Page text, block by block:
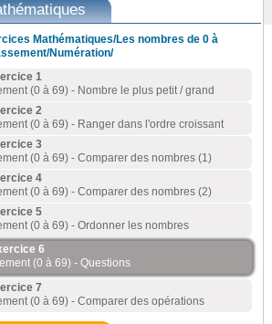
Mathématiques/Les nombres de 0 à
Numération/
1
(0 à 69) - Nombre le plus petit / grand
2
(0 à 69) - Ranger dans l'ordre croissant
3
(0 à 69) - Comparer des nombres (1)
4
(0 à 69) - Comparer des nombres (2)
5
(0 à 69) - Ordonner les nombres
6
(0 à 69) - Questions
7
(0 à 69) - Comparer des opérations